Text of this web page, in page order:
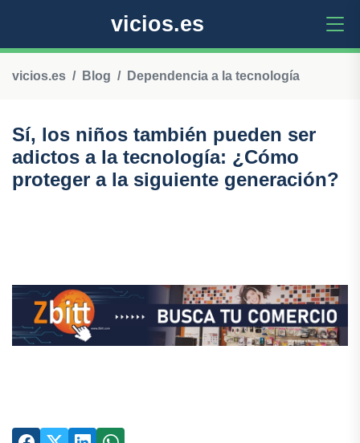
vicios.es
vicios.es Blog Dependencia a la tecnología
Sí, los niños también pueden ser
adictos a la tecnología: ¿Cómo
proteger a la siguiente generación?